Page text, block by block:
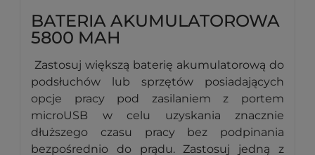
BATERIA AKUMULATOROWA
5800 MAH
Zastosuj większą baterię akumulatorową do
podsłuchów lub sprzętów posiadających
opcje pracy pod zasilaniem z portem
microUSB w celu uzyskania znacznie
dłuższego czasu pracy bez podpinania
bezpośrednio do prądu. Zastosuj jedną z